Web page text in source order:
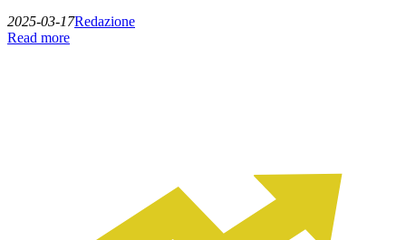
2025-03-17Redazione
Read more